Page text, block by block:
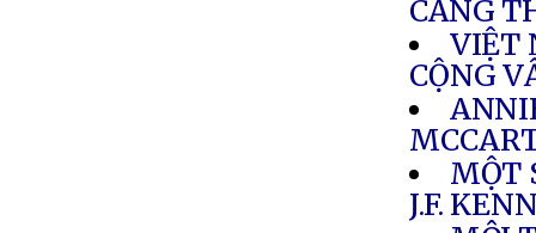
CĂNG
VIỆT
CỘNG
MỘT
J.F.